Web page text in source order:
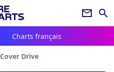
newsletter search
Charts français
Cover Drive